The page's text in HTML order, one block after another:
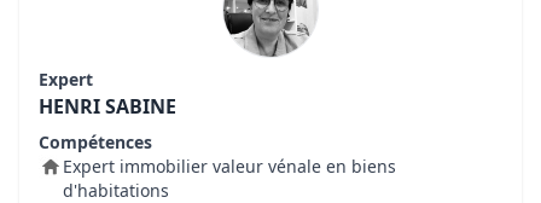
Expert
HENRI SABINE
Compétences
Expert immobilier valeur vénale en biens
d'habitations